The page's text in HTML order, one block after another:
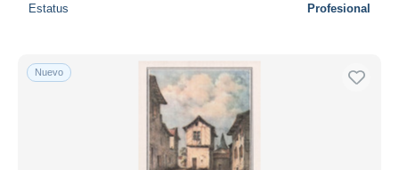
Estatus Profesional
Nuevo